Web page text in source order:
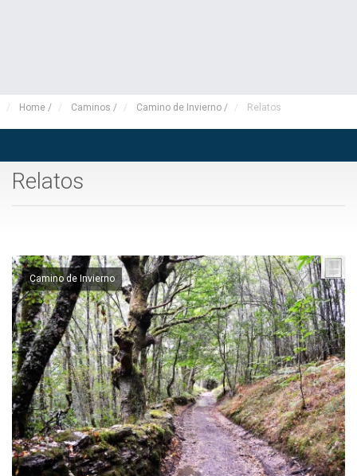
Home / Caminos / Camino de Invierno / Relatos
Relatos
Camino de Invierno